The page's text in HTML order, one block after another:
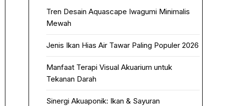
Tren Desain Aquascape Iwagumi Minimalis
Mewah
Jenis Ikan Hias Air Tawar Paling Populer 2026
Manfaat Terapi Visual Akuarium untuk
Tekanan Darah
Sinergi Akuaponik: Ikan & Sayuran